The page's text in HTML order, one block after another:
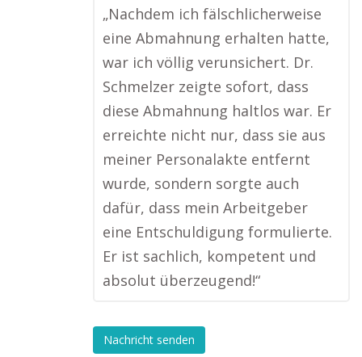
„Nachdem ich fälschlicherweise
eine Abmahnung erhalten hatte,
war ich völlig verunsichert. Dr.
Schmelzer zeigte sofort, dass
diese Abmahnung haltlos war. Er
erreichte nicht nur, dass sie aus
meiner Personalakte entfernt
wurde, sondern sorgte auch
dafür, dass mein Arbeitgeber
eine Entschuldigung formulierte.
Er ist sachlich, kompetent und
absolut überzeugend!“
Nachricht senden